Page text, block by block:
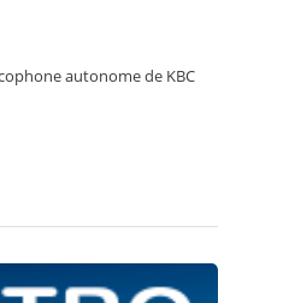
autonome de KBC